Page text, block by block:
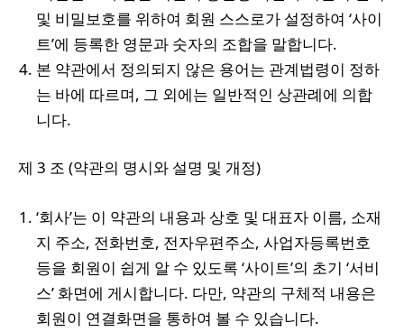
및 비밀보호를 위하여 회원 스스로가 설정하여 ‘사이
트’에 등록한 영문과 숫자의 조합을 말합니다.
본 약관에서 정의되지 않은 용어는 관계법령이 정하
는 바에 따르며, 그 외에는 일반적인 상관례에 의합
니다.
제 3 조 (약관의 명시와 설명 및 개정)
‘회사’는 이 약관의 내용과 상호 및 대표자 이름, 소재
지 주소, 전화번호, 전자우편주소, 사업자등록번호
등을 회원이 쉽게 알 수 있도록 ‘사이트’의 초기 ‘서비
스’ 화면에 게시합니다. 다만, 약관의 구체적 내용은
회원이 연결화면을 통하여 볼 수 있습니다.